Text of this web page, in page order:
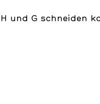
und G schneiden